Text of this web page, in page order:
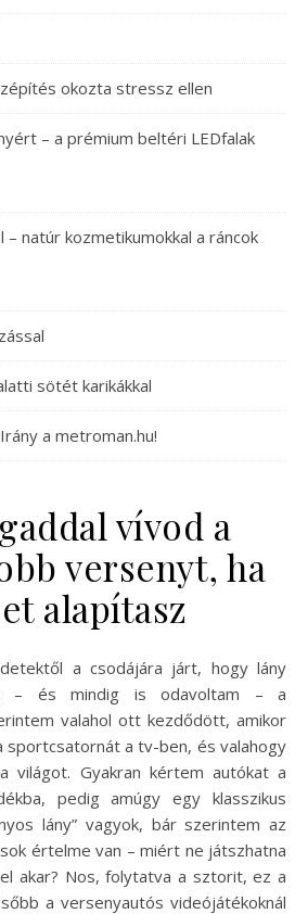
okozta stressz ellen
– a prémium beltéri LEDfalak
natúr kozmetikumokkal a ráncok
sötét karikákkal
a metroman.hu!
vívod a
versenyt, ha
alapítasz
– és mindig is odavoltam – a
valahol ott kezdődött, amikor
sportcsatornát a tv-ben, és valahogy
világot. Gyakran kértem autókat a
pedig amúgy egy klasszikus
lány” vagyok, bár szerintem az
értelme van – miért ne játszhatna
akar? Nos, folytatva a sztorit, ez a
a versenyautós videójátékoknál